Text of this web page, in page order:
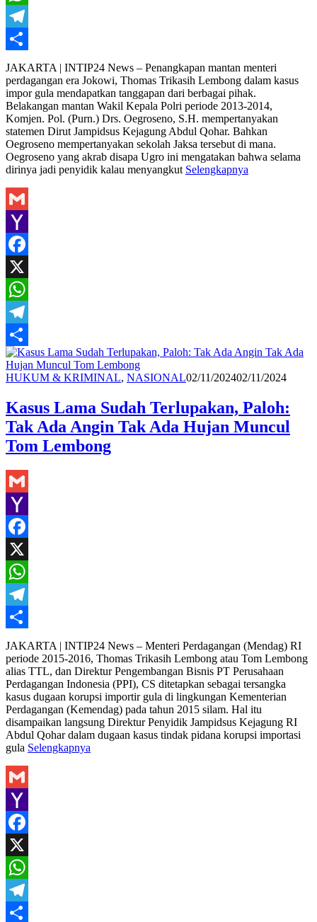
WhatsApp
Telegram
Share
JAKARTA | INTIP24 News – Penangkapan mantan menteri
perdagangan era Jokowi, Thomas Trikasih Lembong dalam kasus
impor gula mendapatkan tanggapan dari berbagai pihak.
Belakangan mantan Wakil Kepala Polri periode 2013-2014,
Komjen. Pol. (Purn.) Drs. Oegroseno, S.H. mempertanyakan
statemen Dirut Jampidsus Kejagung Abdul Qohar. Bahkan
Oegroseno mempertanyakan sekolah Jaksa tersebut di mana.
Oegroseno yang akrab disapa Ugro ini mengatakan bahwa selama
dirinya jadi penyidik kalau menyangkut Selengkapnya
Gmail
Yahoo
Mail
Facebook
X
WhatsApp
Telegram
Share
HUKUM & KRIMINAL, NASIONALRedaksi
02/11/202402/11/2024
Kasus Lama Sudah Terlupakan, Paloh:
Tak Ada Angin Tak Ada Hujan Muncul
Tom Lembong
Gmail
Yahoo
Mail
Facebook
X
WhatsApp
Telegram
Share
JAKARTA | INTIP24 News – Menteri Perdagangan (Mendag) RI
periode 2015-2016, Thomas Trikasih Lembong atau Tom Lembong
alias TTL, dan Direktur Pengembangan Bisnis PT Perusahaan
Perdagangan Indonesia (PPI), CS ditetapkan sebagai tersangka
kasus dugaan korupsi importir gula di lingkungan Kementerian
Perdagangan (Kemendag) pada tahun 2015 silam. Hal itu
disampaikan langsung Direktur Penyidik Jampidsus Kejagung RI
Abdul Qohar dalam dugaan kasus tindak pidana korupsi importasi
gula Selengkapnya
Gmail
Yahoo
Mail
Facebook
X
WhatsApp
Telegram